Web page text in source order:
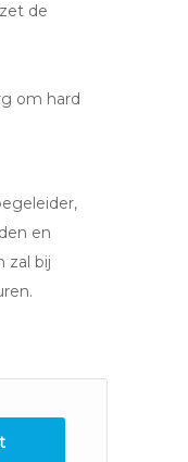
de
om hard
en
zal bij